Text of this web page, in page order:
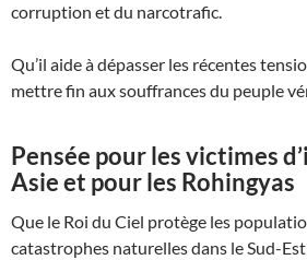
corruption et du narcotrafic.
Qu’il aide à dépasser les récentes
mettre fin aux souffrances du peuple
Pensée pour les victimes
Asie et pour les Rohingyas
Que le Roi du Ciel protège les
catastrophes naturelles dans le Sud-